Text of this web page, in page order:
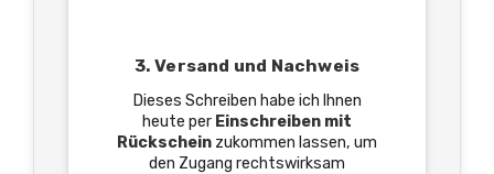
3. Versand und Nachweis
Dieses Schreiben habe ich Ihnen
heute per Einschreiben mit
Rückschein zukommen lassen, um
den Zugang rechtswirksam